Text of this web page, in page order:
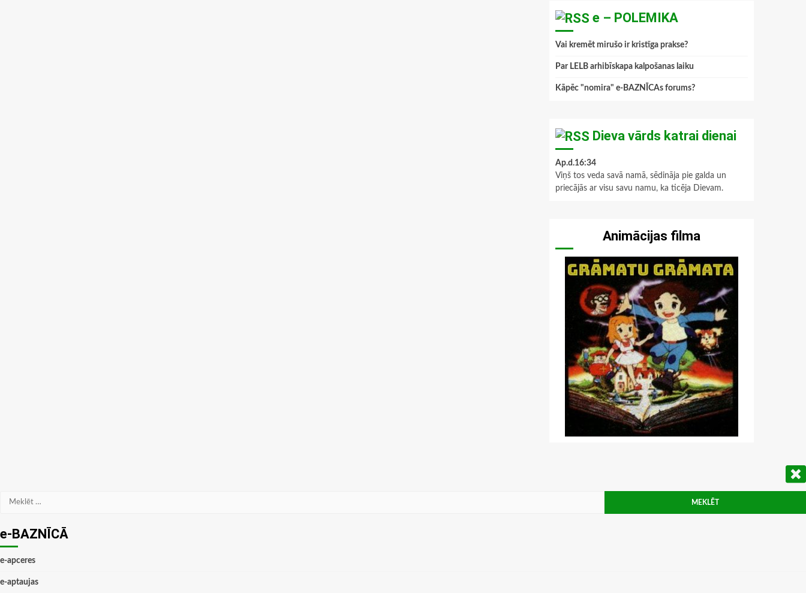
e – POLEMIKA
Vai kremēt mirušo ir kristīga prakse?
Par LELB arhibīskapa kalpošanas laiku
Kāpēc "nomira" e-BAZNĪCAs forums?
Dieva vārds katrai dienai
Ap.d.16:34
Viņš tos veda savā namā, sēdināja pie galda un
priecājās ar visu savu namu, ka ticēja Dievam.
Animācijas filma
Meklēt:
e-BAZNĪCĀ
e-apceres
e-aptaujas